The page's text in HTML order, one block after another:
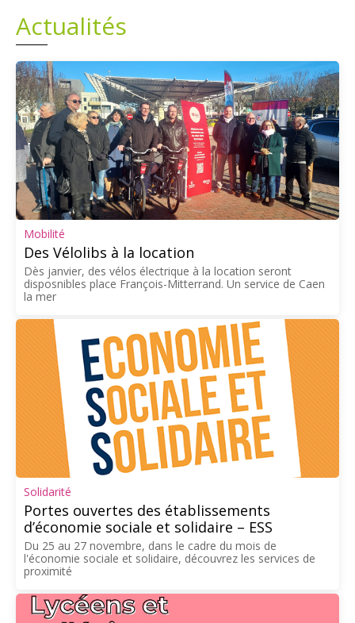
Actualités
Mobilité
Des Vélolibs à la location
Dès janvier, des vélos électrique à la location seront
disposnibles place François-Mitterrand. Un service de Caen
la mer
Solidarité
Portes ouvertes des établissements
d’économie sociale et solidaire – ESS
Du 25 au 27 novembre, dans le cadre du mois de
l'économie sociale et solidaire, découvrez les services de
proximité
Plans
Demandes légales
Emploi
Marchés publics
Grands projets